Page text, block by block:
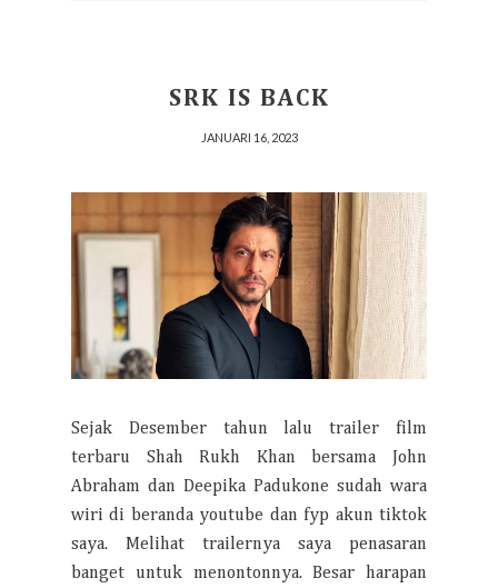
SRK IS BACK
JANUARI 16, 2023
Sejak Desember tahun lalu trailer film
terbaru Shah Rukh Khan bersama John
Abraham dan Deepika Padukone sudah wara
wiri di beranda youtube dan fyp akun tiktok
saya. Melihat trailernya saya penasaran
banget untuk menontonnya. Besar harapan